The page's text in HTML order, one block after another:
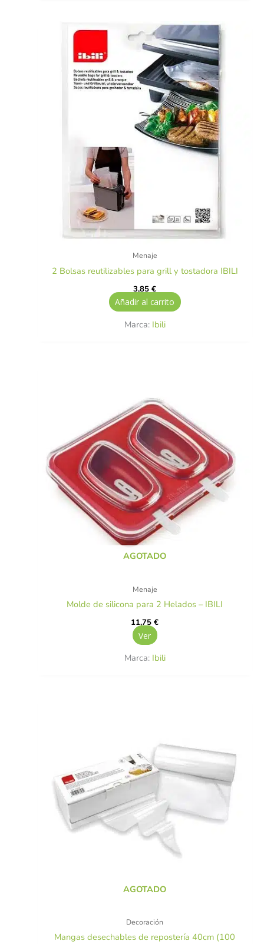
Menaje
2 Bolsas reutilizables para grill y tostadora IBILI
3,85€
Añadir al carrito
Marca: Ibili
AGOTADO
Menaje
Molde de silicona para 2 Helados – IBILI
11,75€
Ver
Marca: Ibili
AGOTADO
Decoración
Mangas desechables de repostería 40cm (100